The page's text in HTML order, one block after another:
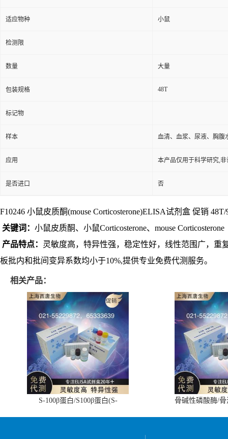
适应物种 小鼠
检测限
数量 大量
包装规格 48T
标记物
样本 血清、血浆、尿液、胸腹
应用 本产品仅用于科学研究,
是否进口 否
F10246 小鼠皮质酮(mouse Corticosterone)ELISA试剂盒 促销
关键词： 小鼠皮质酮、小鼠Corticosterone、mouse Corticosterone
产品特点： 灵敏度高，特异性强，稳定性好，线性范围广，重
板批内和批间变异系数均小于10%,提供专业免费代测服务。
相关产品：
S-100β蛋白/S100β蛋白(S-
骨碱性磷酸酶/